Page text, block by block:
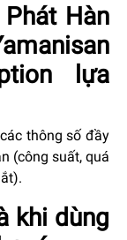
Hàn
lựa
thông số đầy
(công suất, quá
khi dùng